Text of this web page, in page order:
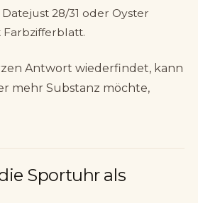
28/31 oder Oyster
Farbzifferblatt.
Antwort wiederfindet, kann
mehr Substanz möchte,
Sportuhr als